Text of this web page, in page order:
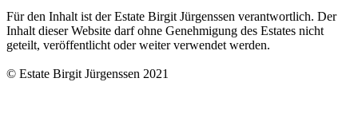
Für den Inhalt ist der Estate Birgit Jürgenssen verantwortlich. Der
Inhalt dieser Website darf ohne Genehmigung des Estates nicht
geteilt, veröffentlicht oder weiter verwendet werden.
© Estate Birgit Jürgenssen 2021